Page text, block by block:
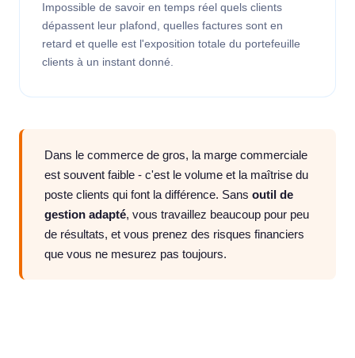
Impossible de savoir en temps réel quels clients
dépassent leur plafond, quelles factures sont en
retard et quelle est l'exposition totale du portefeuille
clients à un instant donné.
Dans le commerce de gros, la marge commerciale
est souvent faible - c'est le volume et la maîtrise du
poste clients qui font la différence. Sans outil de
gestion adapté, vous travaillez beaucoup pour peu
de résultats, et vous prenez des risques financiers
que vous ne mesurez pas toujours.